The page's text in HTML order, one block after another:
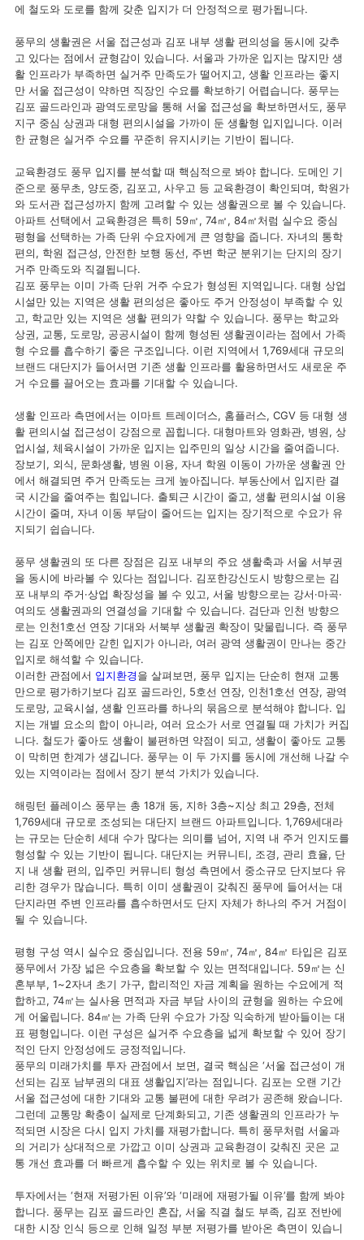
에 철도와 도로를 함께 갖춘 입지가 더 안정적으로 평가됩니다.
풍무의 생활권은 서울 접근성과 김포 내부 생활 편의성을 동시에 갖추
고 있다는 점에서 균형감이 있습니다. 서울과 가까운 입지는 많지만 생
활 인프라가 부족하면 실거주 만족도가 떨어지고, 생활 인프라는 좋지
만 서울 접근성이 약하면 직장인 수요를 확보하기 어렵습니다. 풍무는
김포 골드라인과 광역도로망을 통해 서울 접근성을 확보하면서도, 풍무
지구 중심 상권과 대형 편의시설을 가까이 둔 생활형 입지입니다. 이러
한 균형은 실거주 수요를 꾸준히 유지시키는 기반이 됩니다.
교육환경도 풍무 입지를 분석할 때 핵심적으로 봐야 합니다. 도메인 기
준으로 풍무초, 양도중, 김포고, 사우고 등 교육환경이 확인되며, 학원가
와 도서관 접근성까지 함께 고려할 수 있는 생활권으로 볼 수 있습니다.
아파트 선택에서 교육환경은 특히 59㎡, 74㎡, 84㎡처럼 실수요 중심
평형을 선택하는 가족 단위 수요자에게 큰 영향을 줍니다. 자녀의 통학
편의, 학원 접근성, 안전한 보행 동선, 주변 학군 분위기는 단지의 장기
거주 만족도와 직결됩니다.
김포 풍무는 이미 가족 단위 거주 수요가 형성된 지역입니다. 대형 상업
시설만 있는 지역은 생활 편의성은 좋아도 주거 안정성이 부족할 수 있
고, 학교만 있는 지역은 생활 편의가 약할 수 있습니다. 풍무는 학교와
상권, 교통, 도로망, 공공시설이 함께 형성된 생활권이라는 점에서 가족
형 수요를 흡수하기 좋은 구조입니다. 이런 지역에서 1,769세대 규모의
브랜드 대단지가 들어서면 기존 생활 인프라를 활용하면서도 새로운 주
거 수요를 끌어오는 효과를 기대할 수 있습니다.
생활 인프라 측면에서는 이마트 트레이더스, 홈플러스, CGV 등 대형 생
활 편의시설 접근성이 강점으로 꼽힙니다. 대형마트와 영화관, 병원, 상
업시설, 체육시설이 가까운 입지는 입주민의 일상 시간을 줄여줍니다.
장보기, 외식, 문화생활, 병원 이용, 자녀 학원 이동이 가까운 생활권 안
에서 해결되면 주거 만족도는 크게 높아집니다. 부동산에서 입지란 결
국 시간을 줄여주는 힘입니다. 출퇴근 시간이 줄고, 생활 편의시설 이용
시간이 줄며, 자녀 이동 부담이 줄어드는 입지는 장기적으로 수요가 유
지되기 쉽습니다.
풍무 생활권의 또 다른 장점은 김포 내부의 주요 생활축과 서울 서부권
을 동시에 바라볼 수 있다는 점입니다. 김포한강신도시 방향으로는 김
포 내부의 주거·상업 확장성을 볼 수 있고, 서울 방향으로는 강서·마곡·
여의도 생활권과의 연결성을 기대할 수 있습니다. 검단과 인천 방향으
로는 인천1호선 연장 기대와 서북부 생활권 확장이 맞물립니다. 즉 풍무
는 김포 안쪽에만 갇힌 입지가 아니라, 여러 광역 생활권이 만나는 중간
입지로 해석할 수 있습니다.
이러한 관점에서 입지환경을 살펴보면, 풍무 입지는 단순히 현재 교통
만으로 평가하기보다 김포 골드라인, 5호선 연장, 인천1호선 연장, 광역
도로망, 교육시설, 생활 인프라를 하나의 묶음으로 분석해야 합니다. 입
지는 개별 요소의 합이 아니라, 여러 요소가 서로 연결될 때 가치가 커집
니다. 철도가 좋아도 생활이 불편하면 약점이 되고, 생활이 좋아도 교통
이 막히면 한계가 생깁니다. 풍무는 이 두 가지를 동시에 개선해 나갈 수
있는 지역이라는 점에서 장기 분석 가치가 있습니다.
해링턴 플레이스 풍무는 총 18개 동, 지하 3층~지상 최고 29층, 전체
1,769세대 규모로 조성되는 대단지 브랜드 아파트입니다. 1,769세대라
는 규모는 단순히 세대 수가 많다는 의미를 넘어, 지역 내 주거 인지도를
형성할 수 있는 기반이 됩니다. 대단지는 커뮤니티, 조경, 관리 효율, 단
지 내 생활 편의, 입주민 커뮤니티 형성 측면에서 중소규모 단지보다 유
리한 경우가 많습니다. 특히 이미 생활권이 갖춰진 풍무에 들어서는 대
단지라면 주변 인프라를 흡수하면서도 단지 자체가 하나의 주거 거점이
될 수 있습니다.
평형 구성 역시 실수요 중심입니다. 전용 59㎡, 74㎡, 84㎡ 타입은 김포
풍무에서 가장 넓은 수요층을 확보할 수 있는 면적대입니다. 59㎡는 신
혼부부, 1~2자녀 초기 가구, 합리적인 자금 계획을 원하는 수요에게 적
합하고, 74㎡는 실사용 면적과 자금 부담 사이의 균형을 원하는 수요에
게 어울립니다. 84㎡는 가족 단위 수요가 가장 익숙하게 받아들이는 대
표 평형입니다. 이런 구성은 실거주 수요층을 넓게 확보할 수 있어 장기
적인 단지 안정성에도 긍정적입니다.
풍무의 미래가치를 투자 관점에서 보면, 결국 핵심은 ‘서울 접근성이 개
선되는 김포 남부권의 대표 생활입지’라는 점입니다. 김포는 오랜 기간
서울 접근성에 대한 기대와 교통 불편에 대한 우려가 공존해 왔습니다.
그런데 교통망 확충이 실제로 단계화되고, 기존 생활권의 인프라가 누
적되면 시장은 다시 입지 가치를 재평가합니다. 특히 풍무처럼 서울과
의 거리가 상대적으로 가깝고 이미 상권과 교육환경이 갖춰진 곳은 교
통 개선 효과를 더 빠르게 흡수할 수 있는 위치로 볼 수 있습니다.
투자에서는 ‘현재 저평가된 이유’와 ‘미래에 재평가될 이유’를 함께 봐야
합니다. 풍무는 김포 골드라인 혼잡, 서울 직결 철도 부족, 김포 전반에
대한 시장 인식 등으로 인해 일정 부분 저평가를 받아온 측면이 있습니